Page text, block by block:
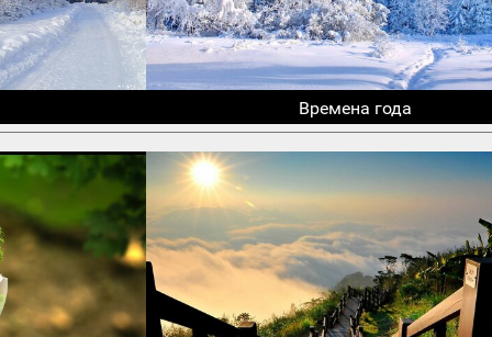
Времена года